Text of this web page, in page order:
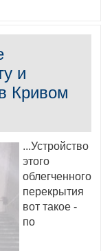
и
Кривом
...Устройство
этого
облегченного
перекрытия
вот такое -
по